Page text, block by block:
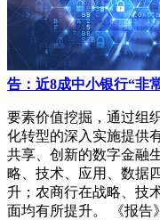
告：近8成中小银行“非
要素价值挖掘，通过组
化转型的深入实施提供
共享、创新的数字金融
略、技术、应用、数据
升；农商行在战略、技
面均有所提升。 《报告